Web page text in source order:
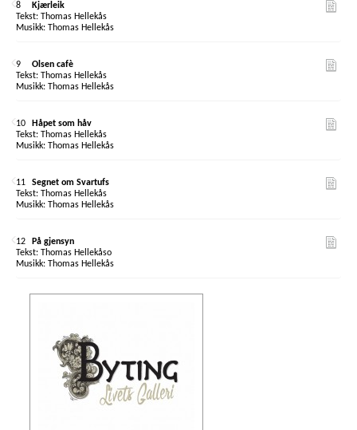
8
Kjærleik
Thomas Hellekås
Thomas Hellekås
9
Olsen cafè
Thomas Hellekås
Thomas Hellekås
10
Håpet som håv
Thomas Hellekås
Thomas Hellekås
11
Segnet om Svartufs
Thomas Hellekås
Thomas Hellekås
12
På gjensyn
Thomas Hellekåso
Thomas Hellekås